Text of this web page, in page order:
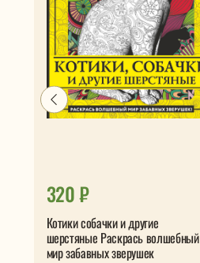
320 ₽
Котики собачки и другие
шерстяные Раскрась волшебный
мир забавных зверушек